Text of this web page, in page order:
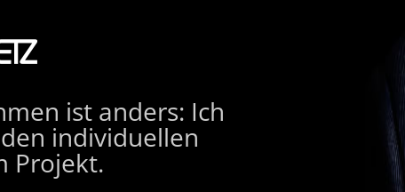
ist anders: Ich
individuellen
Projekt.